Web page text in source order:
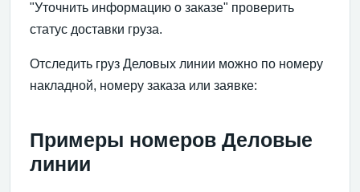
"Уточнить информацию о заказе" проверить
статус доставки груза.
Отследить груз Деловых линии можно по номеру
накладной, номеру заказа или заявке:
Примеры номеров Деловые
линии